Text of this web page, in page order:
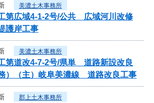
美濃土木事務所
第広域4-1-2号/公共 広域河川改修
護岸工事
美濃土木事務所
第道改4-7-2号/県単 道路新設改良
）（主）岐阜美濃線 道路改良工事
郡上土木事務所